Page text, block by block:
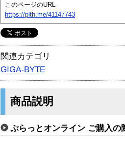
このページのURL
https://plth.me/41147743
関連カテゴリ
GIGA-BYTE
商品説明
ぷらっとオンライン ご購入の